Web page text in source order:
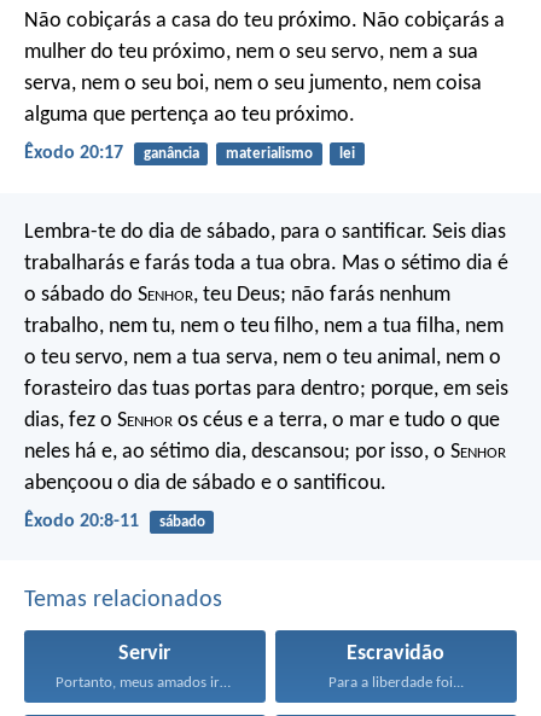
Não cobiçarás a casa do teu próximo. Não cobiçarás a
mulher do teu próximo, nem o seu servo, nem a sua
serva, nem o seu boi, nem o seu jumento, nem coisa
alguma que pertença ao teu próximo.
Êxodo 20:17 ganância materialismo lei
Lembra-te do dia de sábado, para o santificar. Seis dias
trabalharás e farás toda a tua obra. Mas o sétimo dia é
o sábado do Senhor, teu Deus; não farás nenhum
trabalho, nem tu, nem o teu filho, nem a tua filha, nem
o teu servo, nem a tua serva, nem o teu animal, nem o
forasteiro das tuas portas para dentro; porque, em seis
dias, fez o Senhor os céus e a terra, o mar e tudo o que
neles há e, ao sétimo dia, descansou; por isso, o Senhor
abençoou o dia de sábado e o santificou.
Êxodo 20:8-11 sábado
Temas relacionados
Servir
Portanto, meus amados irmãos...
Escravidão
Para a liberdade foi...